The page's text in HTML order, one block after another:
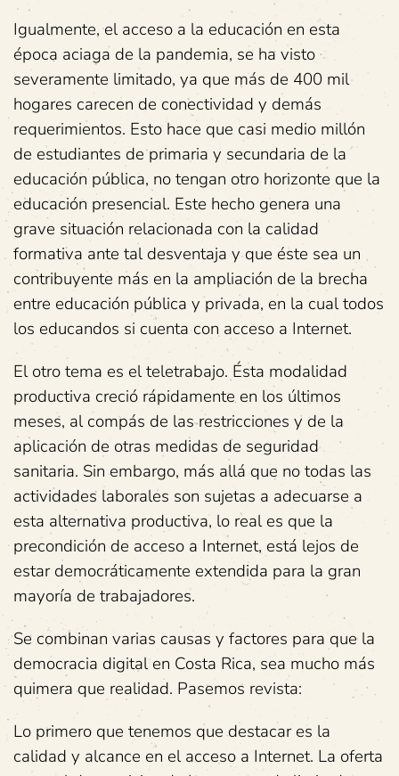
Igualmente, el acceso a la educación en esta
época aciaga de la pandemia, se ha visto
severamente limitado, ya que más de 400 mil
hogares carecen de conectividad y demás
requerimientos. Esto hace que casi medio millón
de estudiantes de primaria y secundaria de la
educación pública, no tengan otro horizonte que la
educación presencial. Este hecho genera una
grave situación relacionada con la calidad
formativa ante tal desventaja y que éste sea un
contribuyente más en la ampliación de la brecha
entre educación pública y privada, en la cual todos
los educandos si cuenta con acceso a Internet.
El otro tema es el teletrabajo. Ésta modalidad
productiva creció rápidamente en los últimos
meses, al compás de las restricciones y de la
aplicación de otras medidas de seguridad
sanitaria. Sin embargo, más allá que no todas las
actividades laborales son sujetas a adecuarse a
esta alternativa productiva, lo real es que la
precondición de acceso a Internet, está lejos de
estar democráticamente extendida para la gran
mayoría de trabajadores.
Se combinan varias causas y factores para que la
democracia digital en Costa Rica, sea mucho más
quimera que realidad. Pasemos revista:
Lo primero que tenemos que destacar es la
calidad y alcance en el acceso a Internet. La oferta